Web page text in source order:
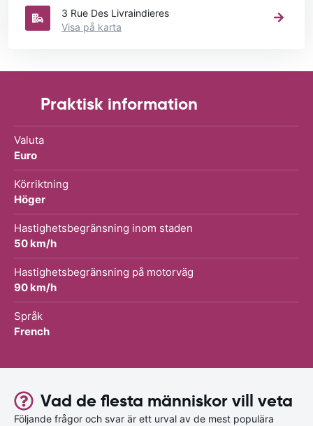
3 Rue Des Livraindieres
Visa på karta
Praktisk information
Valuta
Euro
Körriktning
Höger
Hastighetsbegränsning inom staden
50 km/h
Hastighetsbegränsning på motorväg
90 km/h
Språk
French
Vad de flesta människor vill veta
Följande frågor och svar är ett urval av de mest populära